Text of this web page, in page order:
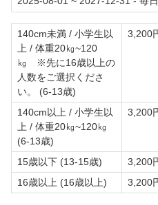
140cm未満 / 小学生以
上 / 体重20㎏~120
㎏ ※先に16歳以上の
人数をご選択くださ
い。 (6-13歳)
3,200
140cm以上 / 小学生以
上 / 体重20㎏~120㎏
(6-13歳)
3,200
15歳以下 (13-15歳)
3,200
16歳以上 (16歳以上)
3,200